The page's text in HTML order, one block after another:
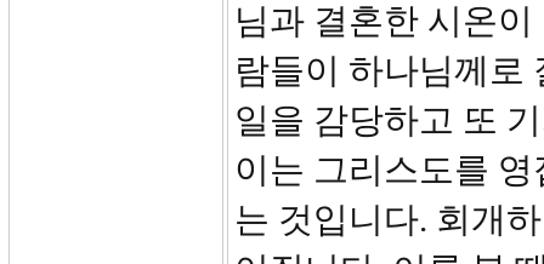
님과 결혼한 시온
람들이 하나님께로
일을 감당하고 또
이는 그리스도를
는 것입니다. 회개